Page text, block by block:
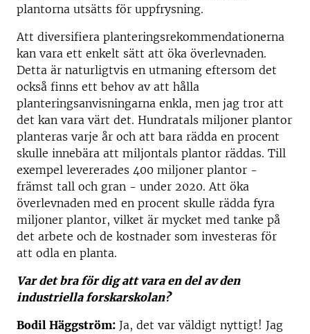
plantorna utsätts för uppfrysning.
Att diversifiera planteringsrekommendationerna
kan vara ett enkelt sätt att öka överlevnaden.
Detta är naturligtvis en utmaning eftersom det
också finns ett behov av att hålla
planteringsanvisningarna enkla, men jag tror att
det kan vara värt det. Hundratals miljoner plantor
planteras varje år och att bara rädda en procent
skulle innebära att miljontals plantor räddas. Till
exempel levererades 400 miljoner plantor -
främst tall och gran - under 2020. Att öka
överlevnaden med en procent skulle rädda fyra
miljoner plantor, vilket är mycket med tanke på
det arbete och de kostnader som investeras för
att odla en planta.
Var det bra för dig att vara en del av den
industriella forskarskolan?
Bodil Häggström: Ja, det var väldigt nyttigt! Jag